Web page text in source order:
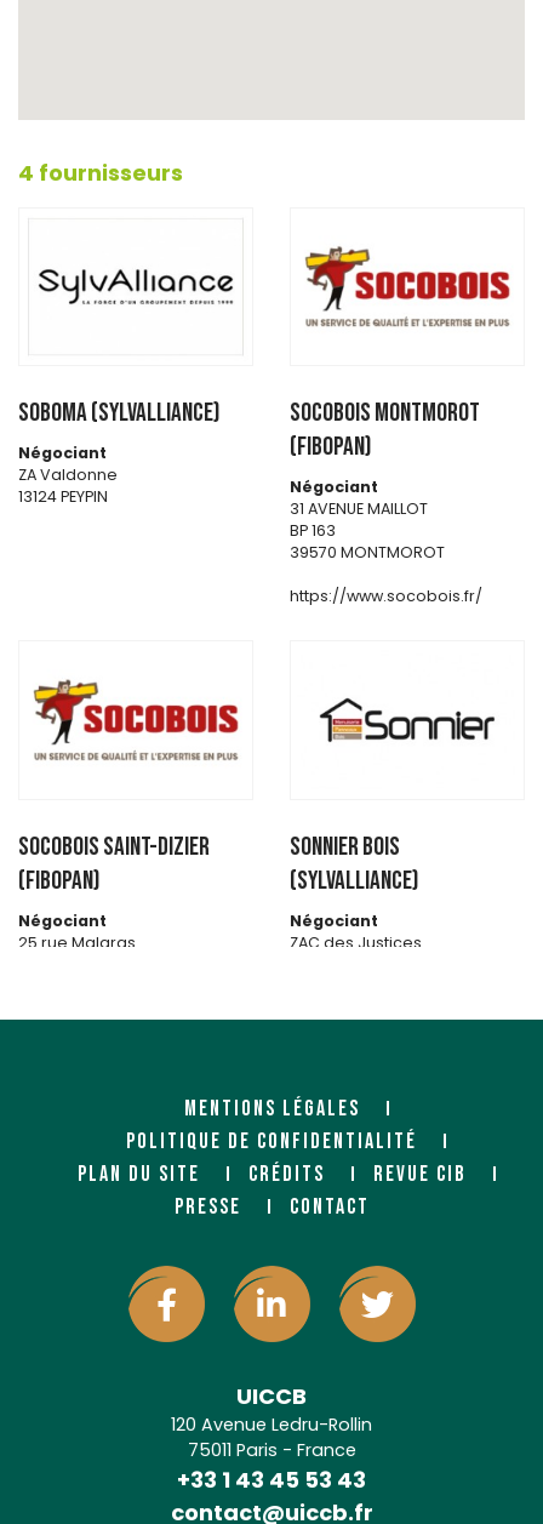
4 fournisseurs
SOBOMA (SYLVALLIANCE)
Négociant
ZA Valdonne
13124 PEYPIN
SOCOBOIS MONTMOROT
(FIBOPAN)
Négociant
31 AVENUE MAILLOT
BP 163
39570 MONTMOROT
https://www.socobois.fr/
SOCOBOIS SAINT-DIZIER
(FIBOPAN)
Négociant
25 rue Malgras
SONNIER BOIS
(SYLVALLIANCE)
Négociant
ZAC des Justices
MENTIONS LÉGALES
POLITIQUE DE CONFIDENTIALITÉ
PLAN DU SITE
CRÉDITS
REVUE CIB
PRESSE
CONTACT
UICCB
120 Avenue Ledru-Rollin
75011 Paris - France
+33 1 43 45 53 43
contact@uiccb.fr